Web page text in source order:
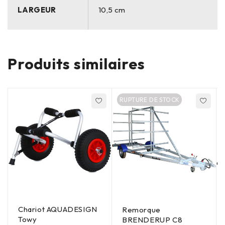
LARGEUR 10,5 cm
Produits similaires
Chariot AQUADESIGN
Towy
RUPTURE DE STOCK
Remorque
BRENDERUP C8